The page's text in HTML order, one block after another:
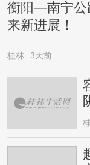
衡阳—南宁公
来新进展！
桂林 3天前